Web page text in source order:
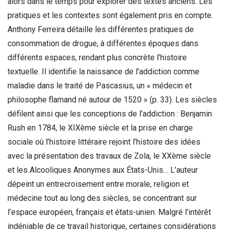
pratiques et les contextes sont également pris en compte.
Anthony Ferreira détaille les différentes pratiques de
consommation de drogue, à différentes époques dans
différents espaces, rendant plus concrète l’histoire
textuelle. Il identifie la naissance de l’addiction comme
maladie dans le traité de Pascasius, un « médecin et
philosophe flamand né autour de 1520 » (p. 33). Les siècles
défilent ainsi que les conceptions de l’addiction : Benjamin
Rush en 1784, le XIXème siècle et la prise en charge
sociale où l’histoire littéraire rejoint l’histoire des idées
avec la présentation des travaux de Zola, le XXème siècle
et les Alcooliques Anonymes aux États-Unis… L’auteur
dépeint un entrecroisement entre morale, religion et
médecine tout au long des siècles, se concentrant sur
l’espace européen, français et états-unien. Malgré l’intérêt
indéniable de ce travail historique, certaines considérations